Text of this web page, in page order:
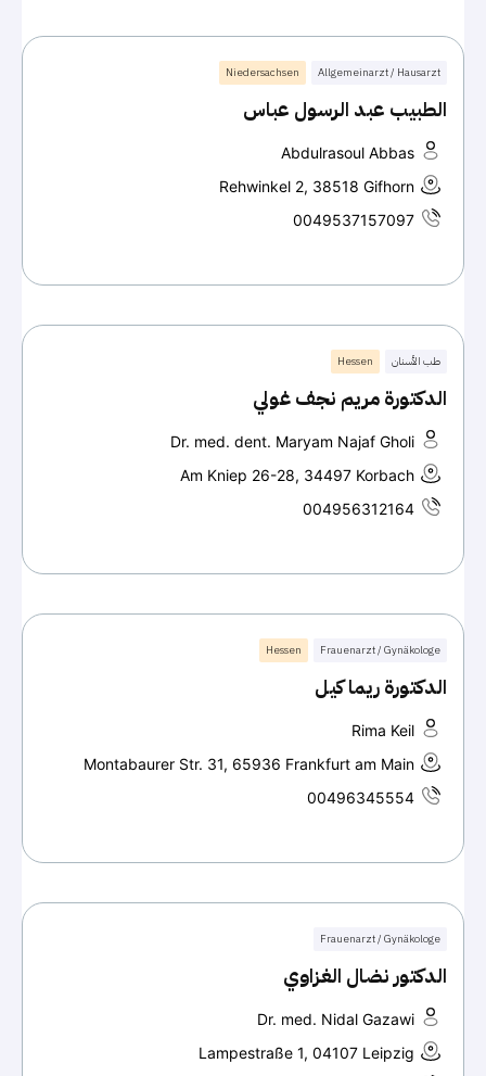
Allgemeinarzt / Hausarzt
Niedersachsen
الطبيب عبد الرسول عباس
Abdulrasoul Abbas
Rehwinkel 2, 38518 Gifhorn
0049537157097
طب الأسنان Hessen
الدكتورة مريم نجف غولي
Dr. med. dent. Maryam Najaf Gholi
Am Kniep 26-28, 34497 Korbach
004956312164
Frauenarzt / Gynäkologe
Hessen
الدكتورة ريما كيل
Rima Keil
Montabaurer Str. 31, 65936 Frankfurt am Main
00496345554
Frauenarzt / Gynäkologe
الدكتور نضال الغزاوي
Dr. med. Nidal Gazawi
Lampestraße 1, 04107 Leipzig